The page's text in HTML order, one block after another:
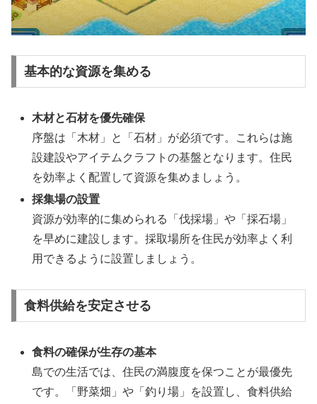
基本的な資源を集める
木材と石材を優先確保
序盤は「木材」と「石材」が必須です。これらは施
設建設やアイテムクラフトの基盤となります。住民
を効率よく配置して資源を集めましょう。
採集場の設置
資源が効率的に集められる「伐採場」や「採石場」
を早めに建設します。採取場所を住民が効率よく利
用できるように設置しましょう。
食料供給を安定させる
食料の確保が生存の基本
島での生活では、住民の満腹度を保つことが最優先
です。「野菜畑」や「釣り場」を設置し、食料供給